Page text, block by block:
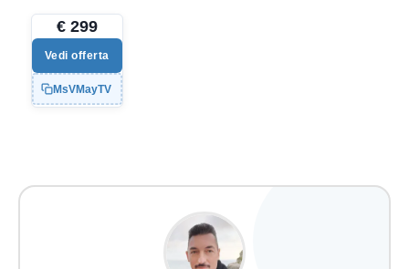
€ 299
Vedi offerta
MsVMayTV